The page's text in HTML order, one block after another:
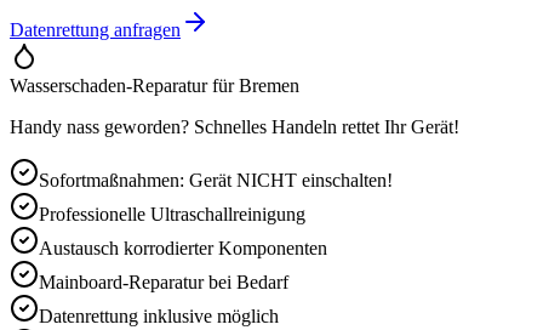
Datenrettung anfragen
Wasserschaden-Reparatur fürBremen
Handy nass geworden? Schnelles Handeln rettet Ihr Gerät!
Sofortmaßnahmen: Gerät NICHT einschalten!
Professionelle Ultraschallreinigung
Austausch korrodierter Komponenten
Mainboard-Reparatur bei Bedarf
Datenrettung inklusive möglich